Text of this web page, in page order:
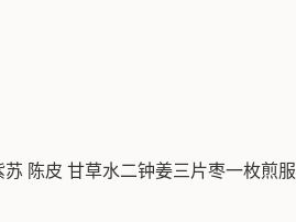
陈皮 甘草水二钟姜三片枣一枚煎服